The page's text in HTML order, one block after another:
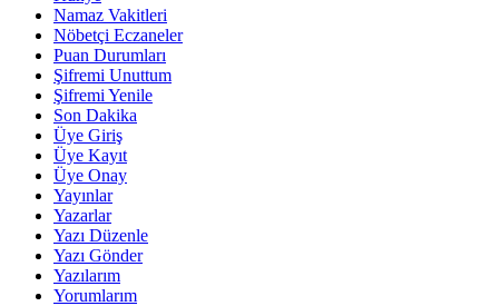
Namaz Vakitleri
Nöbetçi Eczaneler
Puan Durumları
Şifremi Unuttum
Şifremi Yenile
Son Dakika
Üye Giriş
Üye Kayıt
Üye Onay
Yayınlar
Yazarlar
Yazı Düzenle
Yazı Gönder
Yazılarım
Yorumlarım